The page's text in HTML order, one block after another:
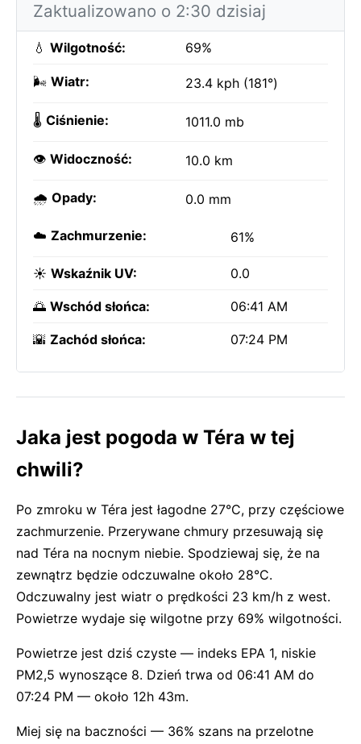
Zaktualizowano o 2:30 dzisiaj
💧 Wilgotność: 69%
🌬️ Wiatr: 23.4 kph (181°)
🌡️ Ciśnienie: 1011.0 mb
👁️ Widoczność: 10.0 km
🌧️ Opady: 0.0 mm
☁️ Zachmurzenie: 61%
☀️ Wskaźnik UV: 0.0
🌅 Wschód słońca: 06:41 AM
🌇 Zachód słońca: 07:24 PM
Jaka jest pogoda w Téra w tej
chwili?
Po zmroku w Téra jest łagodne 27°C, przy częściowe
zachmurzenie. Przerywane chmury przesuwają się
nad Téra na nocnym niebie. Spodziewaj się, że na
zewnątrz będzie odczuwalne około 28°C.
Odczuwalny jest wiatr o prędkości 23 km/h z west.
Powietrze wydaje się wilgotne przy 69% wilgotności.
Powietrze jest dziś czyste — indeks EPA 1, niskie
PM2,5 wynoszące 8. Dzień trwa od 06:41 AM do
07:24 PM — około 12h 43m.
Miej się na baczności — 36% szans na przelotne